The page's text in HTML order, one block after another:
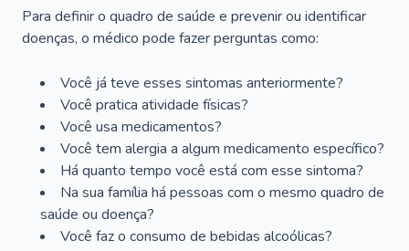
Para definir o quadro de saúde e prevenir ou identificar
doenças, o médico pode fazer perguntas como:
Você já teve esses sintomas anteriormente?
Você pratica atividade físicas?
Você usa medicamentos?
Você tem alergia a algum medicamento específico?
Há quanto tempo você está com esse sintoma?
Na sua família há pessoas com o mesmo quadro de
saúde ou doença?
Você faz o consumo de bebidas alcoólicas?